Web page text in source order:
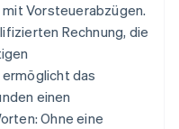
Vorsteuerabzügen.
Rechnung, die
das
einen
Ohne eine